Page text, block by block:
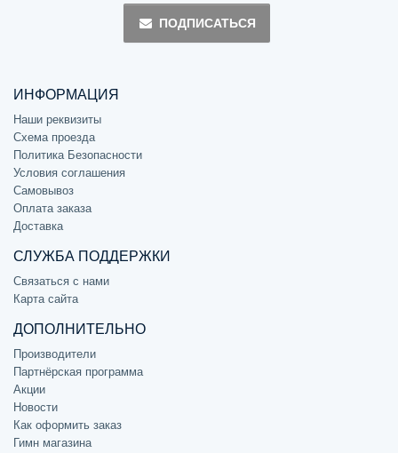
ПОДПИСАТЬСЯ
ИНФОРМАЦИЯ
Наши реквизиты
Схема проезда
Политика Безопасности
Условия соглашения
Самовывоз
Оплата заказа
Доставка
СЛУЖБА ПОДДЕРЖКИ
Связаться с нами
Карта сайта
ДОПОЛНИТЕЛЬНО
Производители
Партнёрская программа
Акции
Новости
Как оформить заказ
Гимн магазина